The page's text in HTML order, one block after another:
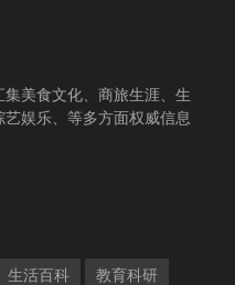
美食文化、商旅生涯、生
娱乐、等多方面权威信息
生活百科 教育科研